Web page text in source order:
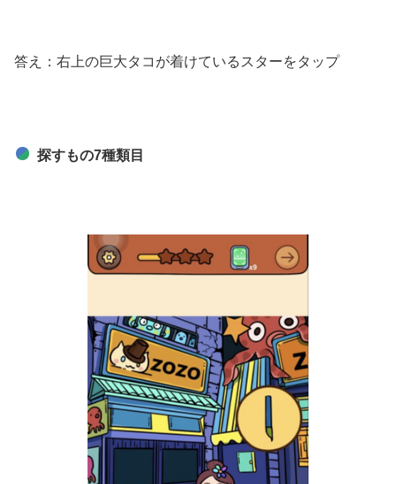
答え：右上の巨大タコが着けているスターをタップ
探すもの7種類目